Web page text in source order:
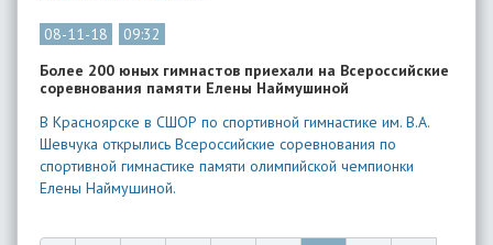
08-11-18
09:32
Более 200 юных гимнастов приехали на Всероссийские
соревнования памяти Елены Наймушиной
В Красноярске в СШОР по спортивной гимнастике им. В.А.
Шевчука открылись Всероссийские соревнования по
спортивной гимнастике памяти олимпийской чемпионки
Елены Наймушиной.